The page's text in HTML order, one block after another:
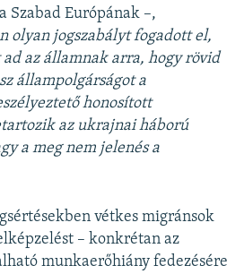
Szabad Európának –,
olyan jogszabályt fogadott el,
az államnak arra, hogy rövid
állampolgárságot a
honosított
az ukrajnai háború
a meg nem jelenés a
vétkes migránsok
– konkrétan az
munkaerőhiány fedezésére